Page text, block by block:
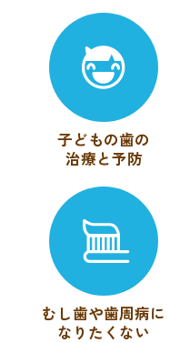
子どもの歯の
治療と予防
むし歯や歯周病に
なりたくない